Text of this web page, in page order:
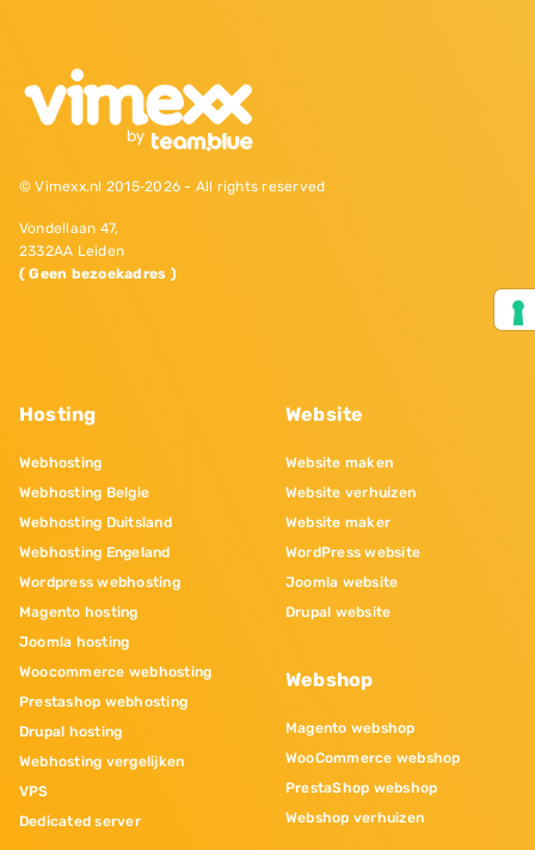
© Vimexx.nl 2015‐2026 - All rights reserved
Vondellaan 47,
2332AA Leiden
( Geen bezoekadres )
Hosting
Webhosting
Webhosting Belgie
Webhosting Duitsland
Webhosting Engeland
Wordpress webhosting
Magento hosting
Joomla hosting
Woocommerce webhosting
Prestashop webhosting
Drupal hosting
Webhosting vergelijken
VPS
Dedicated server
Website
Website maken
Website verhuizen
Website maker
WordPress website
Joomla website
Drupal website
Webshop
Magento webshop
WooCommerce webshop
PrestaShop webshop
Webshop verhuizen